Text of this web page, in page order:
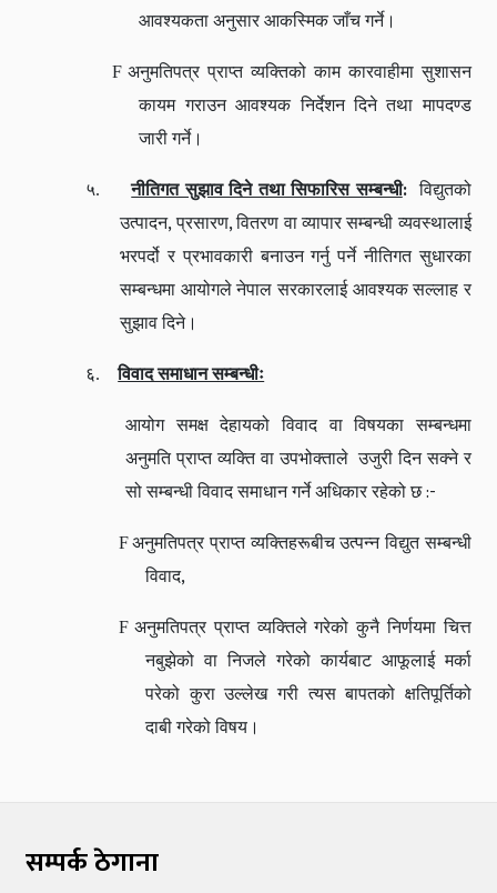
आवश्यकता अनुसार आकस्मिक जाँच गर्ने।
F अनुमतिपत्र प्राप्त व्यक्तिको काम कारवाहीमा सुशासन
कायम गराउन आवश्यक निर्देशन दिने तथा मापदण्ड
जारी गर्ने।
५. नीतिगत सुझाव दिने तथा सिफारिस सम्बन्धी:
विद्युतको
उत्पादन,प्रसारण,वितरण वा व्यापार सम्बन्धी व्यवस्थालाई
भरपर्दो र प्रभावकारी बनाउन गर्नु पर्ने नीतिगत सुधारका
सम्बन्धमा आयोगले नेपाल सरकारलाई आवश्यक सल्लाह र
सुझाव दिने।
६. विवाद समाधान सम्बन्धीः
आयोग समक्ष देहायको विवाद वा विषयका सम्बन्धमा
अनुमति प्राप्त व्यक्ति वा उपभोक्ताले उजुरी दिन सक्ने र
सो सम्बन्धी विवाद समाधान गर्ने अधिकार रहेको छ:-
Fअनुमतिपत्र प्राप्त व्यक्तिहरूबीच उत्पन्न विद्युत सम्बन्धी
विवाद,
F अनुमतिपत्र प्राप्त व्यक्तिले गरेको कुनै निर्णयमा चित्त
नबुझेको वा निजले गरेको कार्यबाट आफूलाई मर्का
परेको कुरा उल्लेख गरी त्यस बापतको क्षतिपूर्तिको
दाबी गरेको विषय।
सम्पर्क ठेगाना